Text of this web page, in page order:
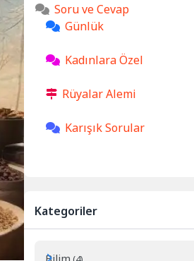
Soru ve Cevap
Günlük
Kadınlara Özel
Rüyalar Alemi
Karışık Sorular
Kategoriler